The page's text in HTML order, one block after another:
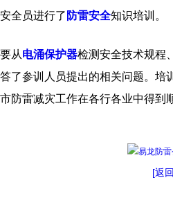
全员进行了 防雷安全知识培训。
从电涌保护器检测安全技术规程
了参训人员提出的相关问题。
防雷减灾工作在各行各业中得到
[返